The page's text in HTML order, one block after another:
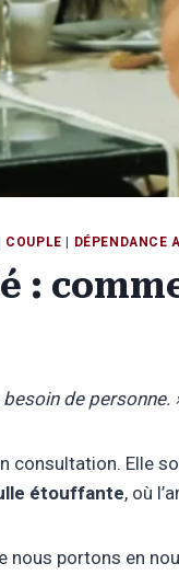
COUPLE DÉPENDANCE
:
besoin de personne.
consultation. Elle
étouffante, où
nous portons en